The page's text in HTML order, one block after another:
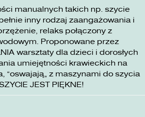
manualnych takich np. szycie
inny rodzaj zaangażowania i
relaks połączony z
Proponowane przez
warsztaty dla dzieci i dorosłych
umiejętności krawieckich na
„oswajają” z maszynami do szycia
JEST PIĘKNE!